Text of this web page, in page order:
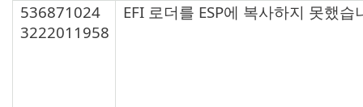
536871024
3222011958
EFI 로더를 ESP에 복사하지 못했습